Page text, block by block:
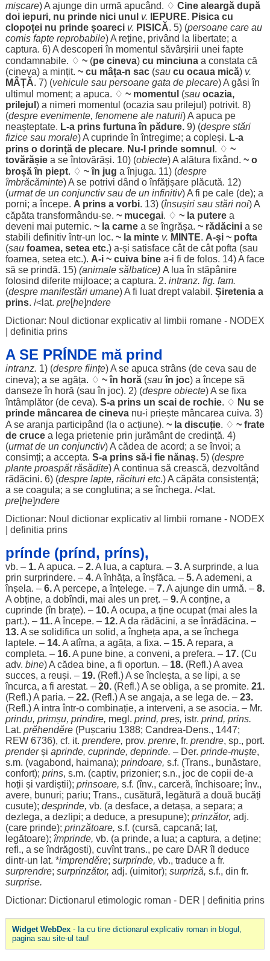
mișcare) A ajungedin urmă apucând. ♢ Cine aleargădupă
doi iepuri, nu prindenici unul v. IEPURE. Pisicacu
clopoțeinu prinde șoareci v. PISICĂ. 5) (persoanecare au
comis fapte reprobabile) A reține, privând la libertate; a
captura. 6) A descoperi în momentul săvârșirii unei fapte
condamnabile. ♢ ~(pe cineva) cu minciuna a constata că
(cineva) a mințit. ~ cu mâța-n sac(sau cu ocaua mică)v.
MÂȚĂ. 7) (vehiculesau persoane gata de plecare) A găsi în
ultimul moment; a apuca. ♢ ~ momentul (sau ocazia,
prilejul ) a nimeri momentul (ocazia sau prilejul ) potrivit. 8)
(despre evenimente, fenomene ale naturii) A apuca pe
neașteptate. L-a prins furtunaîn pădure.9) (despre stări
fizicesau morale) A cuprindeînîntregime; a copleși. L-a
prins o dorințăde plecare. Nu-l prinde somnul . ♢ ~
tovărășie a seîntovărăși. 10) (obiecte) A alătura fixând. ~ o
broșăîn piept. ♢ ~ în jug aînjuga. 11) (despre
îmbrăcăminte) A se potrivi dând oînfățișare plăcută. 12)
(urmatde un conjunctivsau de un infinitiv) A fi pe cale(de); a
porni; aîncepe. A prins a vorbi. 13) (însușirisau stărinoi) A
căpăta transformându-se. ~ mucegai. ♢ ~ la puterea
deveni mai puternic. ~ la carnea seîngrășa. ~ rădăcini a se
stabili definitivîntr-un loc. ~ la minte v. MINTE. A-și ~ pofta
(sau foamea, seteaetc.) a-și satisfacecât de cât pofta (sau
foamea, setea etc.). A-i ~ cuiva binea-i fi de folos. 14) A face
să se prindă. 15)(animale sălbatice) A lua în stăpânire
folosind diferite mijloace; a captura. 2. intranz. fig. fam.
(despre manifestări umane) A fi luat drept valabil . Șireteniaa
prins. /<lat. pre[he]ndere
Dictionar: Noul dictionar explicativ al limbii romane - NODEX
definitia prins
A SE PRÍNDE mă prind
intranz. 1) (despre ființe) A se apuca strâns(de ceva sau de
cineva); a se agăța. ♢ ~ în horă(sau în joc) aîncepesă
dansezeîn horă (sau în joc). 2) (despre obiecte) A se fixa
întâmplător(de ceva). S-a prins un scaide rochie. ♢ Nu se
prinde mâncareade cineva nu-i priește mâncarea cuiva. 3)
A se aranja participând (la o acțiune). ~ la discuție. ♢ ~ frate
de cruce a lega prietenieprin jurământde credință. 4)
(urmatde un conjunctiv) A cădea de acord; a seînvoi; a
consimți; a accepta. S-a prins să-i fie nănaș. 5) (despre
plante proaspăt răsădite) A continua să crească, dezvoltând
rădăcini. 6) (despre lapte, răciturietc.) A căpăta consistență;
a se coagula; a se conglutina; a seînchega. /<lat.
pre[he]ndere
Dictionar: Noul dictionar explicativ al limbii romane - NODEX
definitia prins
prínde (prínd, príns),
vb. – 1.A apuca. – 2.A lua, a captura. – 3.A surprinde, a lua
prin surprindere. – 4.Aînhăța, aînșfăca. – 5.A ademeni, a
înșela. – 6.A percepe, aînțelege. – 7.A ajungedin urmă. – 8.
A obține, a dobîndi, mai alesun preț. – 9.A conține, a
cuprinde(în brațe). – 10.A ocupa, a ține ocupat(mai alesla
part.). – 11.Aîncepe. – 12.A da rădăcini, a seînrădăcina. –
13.A se solidifica un solid, aîngheța apa, a seînchega
laptele. – 14.A atîrna, a agăța, a fixa. – 15.A repara, a
completa. – 16.A pune bine, a conveni, a prefera. – 17.(Cu
adv. bine) A cădea bine, a fi oportun. – 18.(Refl.) A avea
succes, a reuși. – 19.(Refl.) A seîncleșta, a se lipi, a se
încurca, a fi arestat. – 20.(Refl.) A se obliga, a se promite. 21.
(Refl.) A paria. – 22.(Refl.) A se angaja, a se lega de. – 23.
(Refl.) A intra într-o combinație, a interveni, a se asocia. – Mr.
prindu, primșu, prindire, megl. prind, preș, istr. prind, prins.
Lat. prĕhendĕre(Pușcariu 1388; Candrea-Dens., 1447;
REW 6736), cf. it. prendere, prov. prenre, fr. prendre, sp., port.
prenderși aprinde, cuprinde, deprinde. – Der. prinde-muște,
s.m. (vagabond, haimana); prindoare, s.f. (Trans., bunăstare,
confort); prins, s.m. (captiv, prizonier; s.n., jocde copii de-a
hoții și vardiștii); prinsoare, s.f. (înv., carceră,închisoare; înv.,
avere, bunuri; pariu; Trans., cusătură, legătură a două bucăți
cusute); desprinde, vb. (a desface, a detașa, a separa; a
dezlega, a dezlipi; a deduce, a presupune); prinzător, adj.
(care prinde); prinzătoare, s.f. (cursă, capcană; laț,
legătoare); împrinde, vb. (a prinde, a lua; a captura, a deține;
refl., a seîndrăgosti), cuvînt trans., pe care DAR îl deduce
dintr-un lat. *imprendĕre; surprinde, vb., traducea fr.
surprendre; surprinzător, adj. (uimitor); surpriză, s.f., din fr.
surprise.
Dictionar: Dictionarul etimologic roman - DER
definitia prins
Widget WebDex- Ia cu tine dictionarul explicativ roman in blogul,
pagina sau site-ul tau!